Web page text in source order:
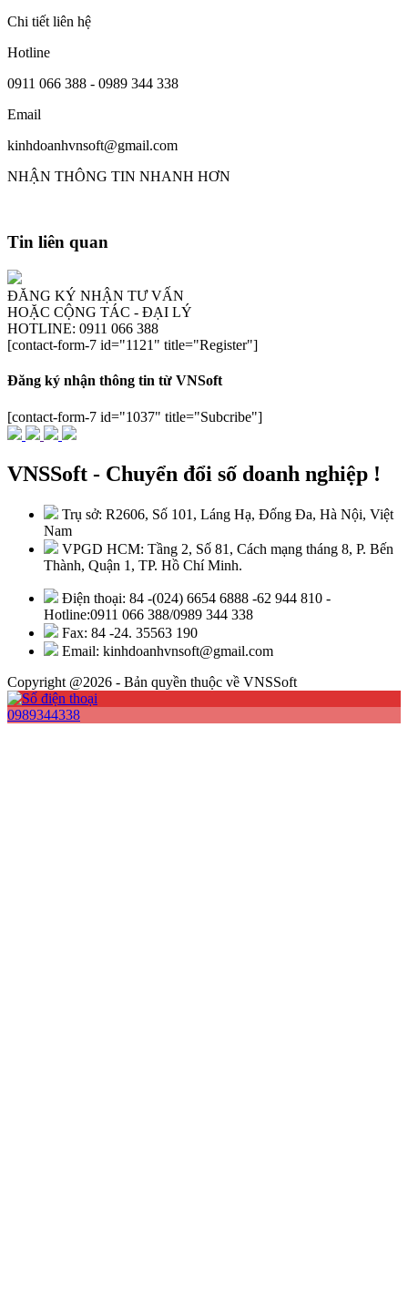
Chi tiết liên hệ
Hotline
0911 066 388 - 0989 344 338
Email
kinhdoanhvnsoft@gmail.com
NHẬN THÔNG TIN NHANH HƠN
Tin liên quan
ĐĂNG KÝ NHẬN TƯ VẤN
HOẶC CỘNG TÁC - ĐẠI LÝ
HOTLINE: 0911 066 388
[contact-form-7 id="1121" title="Register"]
Đăng ký nhận thông tin từ VNSoft
[contact-form-7 id="1037" title="Subcribe"]
VNSSoft - Chuyển đổi số doanh nghiệp !
Trụ sở: R2606, Số 101, Láng Hạ, Đống Đa, Hà Nội, Việt
Nam
VPGD HCM: Tầng 2, Số 81, Cách mạng tháng 8, P. Bến
Thành, Quận 1, TP. Hồ Chí Minh.
Điện thoại: 84 -(024) 6654 6888 -62 944 810 -
Hotline:0911 066 388/0989 344 338
Fax: 84 -24. 35563 190
Email: kinhdoanhvnsoft@gmail.com
Copyright @2026 - Bản quyền thuộc về VNSSoft
0989344338